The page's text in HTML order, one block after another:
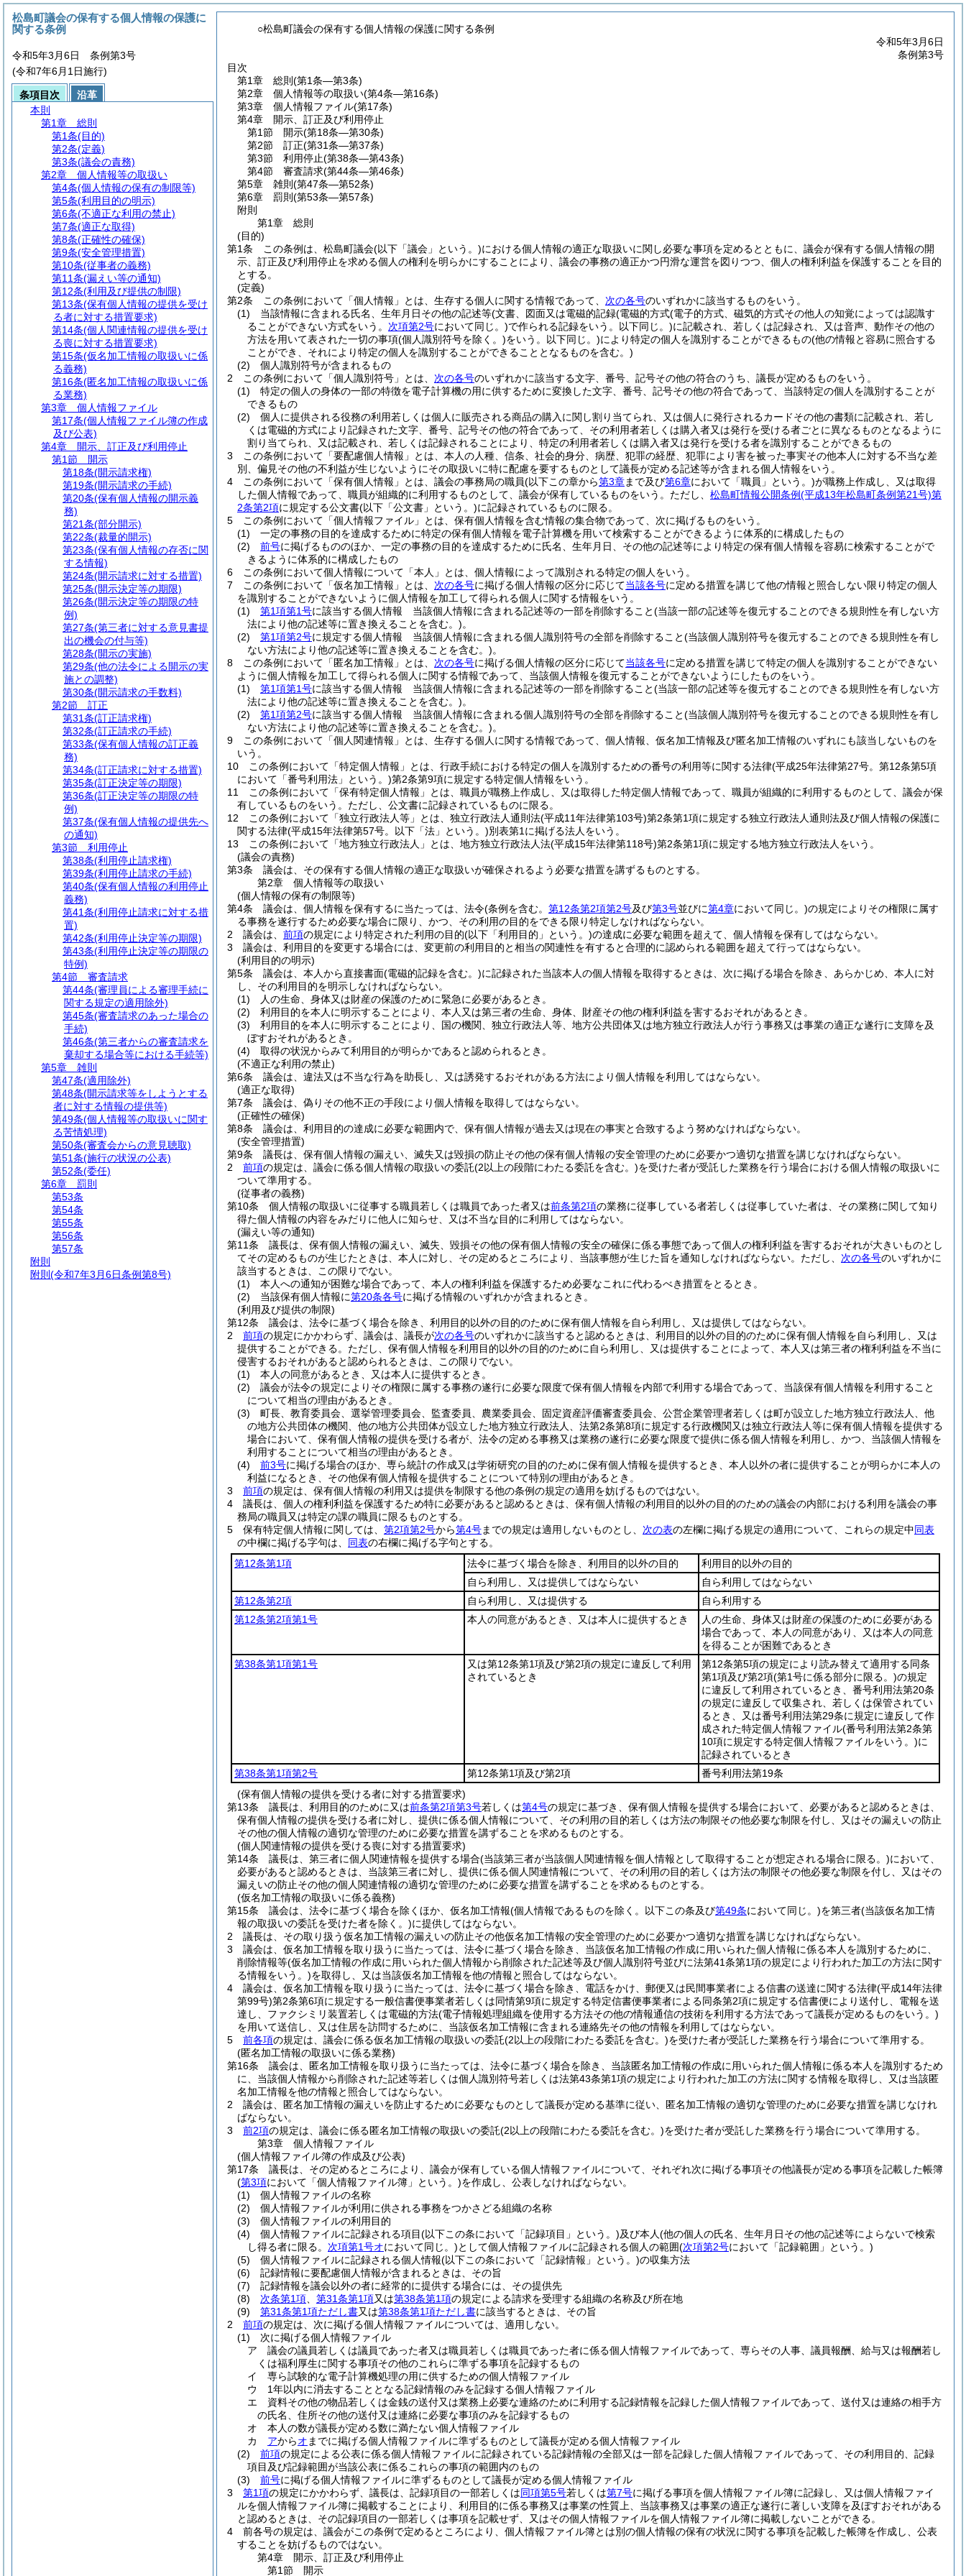
○松島町議会の保有する個人情報の保護に関する条例
令和5年3月6日
条例第3号
目次
第1章
総則 (第1条―第3条)
第2章
個人情報等の取扱い(第4条―第16条)
第3章
個人情報ファイル(第17条)
第4章
開示、訂正及び利用停止
第1節
開示(第18条―第30条)
第2節
訂正(第31条―第37条)
第3節
利用停止(第38条―第43条)
第4節
審査請求(第44条―第46条)
第5章
雑則 (第47条―第52条)
第6章
罰則 (第53条―第57条)
附則
第1章
総則
(目的)
第1条
この条例は、松島町議会(以下「議会」という。)における個人情報の適正な取扱いに関し必要な事項を定めるとともに、議会が保有する個人情報の開
示、訂正及び利用停止を求める個人の権利を明らかにすることにより、議会の事務の適正かつ円滑な運営を図りつつ、個人の権利利益を保護することを目的
とする。
(定義)
第2条
この条例において「個人情報」とは、生存する個人に関する情報であって、 次の各号のいずれかに該当するものをいう。
(1)
当該情報に含まれる氏名、生年月日その他の記述等(文書、図面又は電磁的記録(電磁的方式(電子的方式、磁気的方式その他人の知覚によっては認識す
ることができない方式をいう。 次項第2号において同じ。)で作られる記録をいう。以下同じ。)に記載され、若しくは記録され、又は音声、動作その他の
方法を用いて表された一切の事項(個人識別符号を除く。)をいう。以下同じ。)により特定の個人を識別することができるもの(他の情報と容易に照合する
ことができ、それにより特定の個人を識別することができることとなるものを含む。)
(2)
個人識別符号が含まれるもの
2
この条例において「個人識別符号」とは、 次の各号のいずれかに該当する文字、番号、記号その他の符合のうち、議長が定めるものをいう。
(1)
特定の個人の身体の一部の特徴を電子計算機の用に供するために変換した文字、番号、記号その他の符合であって、当該特定の個人を識別することが
できるもの
(2)
個人に提供される役務の利用若しくは個人に販売される商品の購入に関し割り当てられ、又は個人に発行されるカードその他の書類に記載され、若し
くは電磁的方式により記録された文字、番号、記号その他の符合であって、その利用者若しくは購入者又は発行を受ける者ごとに異なるものとなるように
割り当てられ、又は記載され、若しくは記録されることにより、特定の利用者若しくは購入者又は発行を受ける者を識別することができるもの
3
この条例において「要配慮個人情報」とは、本人の人種、信条、社会的身分、病歴、犯罪の経歴、犯罪により害を被った事実その他本人に対する不当な差
別、偏見その他の不利益が生じないようにその取扱いに特に配慮を要するものとして議長が定める記述等が含まれる個人情報をいう。
4
この条例において「保有個人情報」とは、議会の事務局の職員(以下この章から第3章まで及び第6章において「職員」という。)が職務上作成し、又は取得
した個人情報であって、職員が組織的に利用するものとして、議会が保有しているものをいう。 ただし、 松島町情報公開条例(平成13年松島町条例第21号)第
2条第2項に規定する公文書(以下「公文書」という。)に記録されているものに限る。
5
この条例において「個人情報ファイル」とは、保有個人情報を含む情報の集合物であって、次に掲げるものをいう。
(1)
一定の事務の目的を達成するために特定の保有個人情報を電子計算機を用いて検索することができるように体系的に構成したもの
(2)
前号に掲げるもののほか、一定の事務の目的を達成するために氏名、生年月日、その他の記述等により特定の保有個人情報を容易に検索することがで
きるように体系的に構成したもの
6
この条例において個人情報について「本人」とは、個人情報によって識別される特定の個人をいう。
7
この条例において「仮名加工情報」とは、 次の各号に掲げる個人情報の区分に応じて当該各号に定める措置を講じて他の情報と照合しない限り特定の個人
を識別することができないように個人情報を加工して得られる個人に関する情報をいう。
(1)
第1項第1号に該当する個人情報 当該個人情報に含まれる記述等の一部を削除すること(当該一部の記述等を復元することのできる規則性を有しない方
法により他の記述等に置き換えることを含む。)。
(2)
第1項第2号に規定する個人情報 当該個人情報に含まれる個人識別符号の全部を削除すること(当該個人識別符号を復元することのできる規則性を有し
ない方法により他の記述等に置き換えることを含む。)。
8
この条例において「匿名加工情報」とは、 次の各号に掲げる個人情報の区分に応じて当該各号に定める措置を講じて特定の個人を識別することができない
ように個人情報を加工して得られる個人に関する情報であって、当該個人情報を復元することができないようにしたものをいう。
(1)
第1項第1号に該当する個人情報 当該個人情報に含まれる記述等の一部を削除すること(当該一部の記述等を復元することのできる規則性を有しない方
法により他の記述等に置き換えることを含む。)。
(2)
第1項第2号に該当する個人情報 当該個人情報に含まれる個人識別符号の全部を削除すること(当該個人識別符号を復元することのできる規則性を有し
ない方法により他の記述等に置き換えることを含む。)。
9
この条例において「個人関連情報」とは、生存する個人に関する情報であって、個人情報、仮名加工情報及び匿名加工情報のいずれにも該当しないものを
いう。
10
この条例において「特定個人情報」とは、行政手続における特定の個人を識別するための番号の利用等に関する法律(平成25年法律第27号。第12条第5項
において「番号利用法」という。)第2条第9項に規定する特定個人情報をいう。
11
この条例において「保有特定個人情報」とは、職員が職務上作成し、又は取得した特定個人情報であって、職員が組織的に利用するものとして、議会が保
有しているものをいう。 ただし、公文書に記録されているものに限る。
12
この条例において「独立行政法人等」とは、独立行政法人通則法(平成11年法律第103号)第2条第1項に規定する独立行政法人通則法及び個人情報の保護に
関する法律(平成15年法律第57号。以下「法」という。)別表第1に掲げる法人をいう。
13
この条例において「地方独立行政法人」とは、地方独立行政法人法(平成15年法律第118号)第2条第1項に規定する地方独立行政法人をいう。
(議会の責務)
第3条
議会は、その保有する個人情報の適正な取扱いが確保されるよう必要な措置を講ずるものとする。
第2章
個人情報等の取扱い
(個人情報の保有の制限等)
第4条
議会は、個人情報を保有するに当たっては、法令(条例を含む。 第12条第2項第2号及び第3号並びに第4章において同じ。)の規定によりその権限に属す
る事務を遂行するため必要な場合に限り、かつ、その利用の目的をできる限り特定しなければならない。
2
議会は、 前項の規定により特定された利用の目的(以下「利用目的」という。)の達成に必要な範囲を超えて、個人情報を保有してはならない。
3
議会は、利用目的を変更する場合には、変更前の利用目的と相当の関連性を有すると合理的に認められる範囲を超えて行ってはならない。
(利用目的の明示)
第5条
議会は、本人から直接書面(電磁的記録を含む。)に記録された当該本人の個人情報を取得するときは、次に掲げる場合を除き、あらかじめ、本人に対
し、その利用目的を明示しなければならない。
(1)
人の生命、身体又は財産の保護のために緊急に必要があるとき。
(2)
利用目的を本人に明示することにより、本人又は第三者の生命、身体、財産その他の権利利益を害するおそれがあるとき。
(3)
利用目的を本人に明示することにより、国の機関、独立行政法人等、地方公共団体又は地方独立行政法人が行う事務又は事業の適正な遂行に支障を及
ぼすおそれがあるとき。
(4)
取得の状況からみて利用目的が明らかであると認められるとき。
(不適正な利用の禁止)
第6条
議会は、違法又は不当な行為を助長し、又は誘発するおそれがある方法により個人情報を利用してはならない。
(適正な取得)
第7条
議会は、偽りその他不正の手段により個人情報を取得してはならない。
(正確性の確保)
第8条
議会は、利用目的の達成に必要な範囲内で、保有個人情報が過去又は現在の事実と合致するよう努めなければならない。
(安全管理措置)
第9条
議長は、保有個人情報の漏えい、滅失又は毀損の防止その他の保有個人情報の安全管理のために必要かつ適切な措置を講じなければならない。
2
前項の規定は、議会に係る個人情報の取扱いの委託(2以上の段階にわたる委託を含む。)を受けた者が受託した業務を行う場合における個人情報の取扱いに
ついて準用する。
(従事者の義務)
第10条
個人情報の取扱いに従事する職員若しくは職員であった者又は前条第2項の業務に従事している者若しくは従事していた者は、その業務に関して知り
得た個人情報の内容をみだりに他人に知らせ、又は不当な目的に利用してはならない。
(漏えい等の通知)
第11条
議長は、保有個人情報の漏えい、滅失、毀損その他の保有個人情報の安全の確保に係る事態であって個人の権利利益を害するおそれが大きいものとし
てその定めるものが生じたときは、本人に対し、その定めるところにより、当該事態が生じた旨を通知しなければならない。 ただし、 次の各号のいずれかに
該当するときは、この限りでない。
(1)
本人への通知が困難な場合であって、本人の権利利益を保護するため必要なこれに代わるべき措置をとるとき。
(2)
当該保有個人情報に第20条各号に掲げる情報のいずれかが含まれるとき。
(利用及び提供の制限)
第12条
議会は、法令に基づく場合を除き、利用目的以外の目的のために保有個人情報を自ら利用し、又は提供してはならない。
2
前項の規定にかかわらず、議会は、議長が次の各号のいずれかに該当すると認めるときは、利用目的以外の目的のために保有個人情報を自ら利用し、又は
提供することができる。 ただし、保有個人情報を利用目的以外の目的のために自ら利用し、又は提供することによって、本人又は第三者の権利利益を不当に
侵害するおそれがあると認められるときは、この限りでない。
(1)
本人の同意があるとき、又は本人に提供するとき。
(2)
議会が法令の規定によりその権限に属する事務の遂行に必要な限度で保有個人情報を内部で利用する場合であって、当該保有個人情報を利用すること
について相当の理由があるとき。
(3)
町長、教育委員会、選挙管理委員会、監査委員、農業委員会、固定資産評価審査委員会、公営企業管理者若しくは町が設立した地方独立行政法人、他
の地方公共団体の機関、他の地方公共団体が設立した地方独立行政法人、法第2条第8項に規定する行政機関又は独立行政法人等に保有個人情報を提供する
場合において、保有個人情報の提供を受ける者が、法令の定める事務又は業務の遂行に必要な限度で提供に係る個人情報を利用し、かつ、当該個人情報を
利用することについて相当の理由があるとき。
(4)
前3号に掲げる場合のほか、専ら統計の作成又は学術研究の目的のために保有個人情報を提供するとき、本人以外の者に提供することが明らかに本人の
利益になるとき、その他保有個人情報を提供することについて特別の理由があるとき。
3
前項の規定は、保有個人情報の利用又は提供を制限する他の条例の規定の適用を妨げるものではない。
4
議長は、個人の権利利益を保護するため特に必要があると認めるときは、保有個人情報の利用目的以外の目的のための議会の内部における利用を議会の事
務局の職員又は特定の課の職員に限るものとする。
5
保有特定個人情報に関しては、 第2項第2号から第4号までの規定は適用しないものとし、 次の表の左欄に掲げる規定の適用について、これらの規定中同表
の中欄に掲げる字句は、 同表の右欄に掲げる字句とする。
第12条第1項
法令に基づく場合を除き、利用目的以外の目的
利用目的以外の目的
自ら利用し、又は提供してはならない
自ら利用してはならない
第12条第2項
自ら利用し、又は提供する
自ら利用する
第12条第2項第1号
本人の同意があるとき、又は本人に提供するとき
人の生命、身体又は財産の保護のために必要がある
場合であって、本人の同意があり、又は本人の同意
を得ることが困難であるとき
第38条第1項第1号
又は第12条第1項及び第2項の規定に違反して利用
されているとき
第12条第5項の規定により読み替えて適用する同条
第1項及び第2項(第1号に係る部分に限る。)の規定
に違反して利用されているとき、番号利用法第20条
の規定に違反して収集され、若しくは保管されてい
るとき、又は番号利用法第29条に規定に違反して作
成された特定個人情報ファイル(番号利用法第2条第
10項に規定する特定個人情報ファイルをいう。)に
記録されているとき
第38条第1項第2号
第12条第1項及び第2項
番号利用法第19条
(保有個人情報の提供を受ける者に対する措置要求)
第13条
議長は、利用目的のために又は前条第2項第3号若しくは第4号の規定に基づき、保有個人情報を提供する場合において、必要があると認めるときは、
保有個人情報の提供を受ける者に対し、提供に係る個人情報について、その利用の目的若しくは方法の制限その他必要な制限を付し、又はその漏えいの防止
その他の個人情報の適切な管理のために必要な措置を講ずることを求めるものとする。
(個人関連情報の提供を受ける喪に対する措置要求)
第14条
議長は、第三者に個人関連情報を提供する場合(当該第三者が当該個人関連情報を個人情報として取得することが想定される場合に限る。)において、
必要があると認めるときは、当該第三者に対し、提供に係る個人関連情報について、その利用の目的若しくは方法の制限その他必要な制限を付し、又はその
漏えいの防止その他の個人関連情報の適切な管理のために必要な措置を講ずることを求めるものとする。
(仮名加工情報の取扱いに係る義務)
第15条
議会は、法令に基づく場合を除くほか、仮名加工情報(個人情報であるものを除く。以下この条及び第49条において同じ。)を第三者(当該仮名加工情
報の取扱いの委託を受けた者を除く。)に提供してはならない。
2
議長は、その取り扱う仮名加工情報の漏えいの防止その他仮名加工情報の安全管理のために必要かつ適切な措置を講じなければならない。
3
議会は、仮名加工情報を取り扱うに当たっては、法令に基づく場合を除き、当該仮名加工情報の作成に用いられた個人情報に係る本人を識別するために、
削除情報等(仮名加工情報の作成に用いられた個人情報から削除された記述等及び個人識別符号並びに法第41条第1項の規定により行われた加工の方法に関す
る情報をいう。)を取得し、又は当該仮名加工情報を他の情報と照合してはならない。
4
議会は、仮名加工情報を取り扱うに当たっては、法令に基づく場合を除き、電話をかけ、郵便又は民間事業者による信書の送達に関する法律(平成14年法律
第99号)第2条第6項に規定する一般信書便事業者若しくは同情第9項に規定する特定信書便事業者による同条第2項に規定する信書便により送付し、電報を送
達し、ファクシミリ装置若しくは電磁的方法(電子情報処理組織を使用する方法その他の情報通信の技術を利用する方法であって議長が定めるものをいう。)
を用いて送信し、又は住居を訪問するために、当該仮名加工情報に含まれる連絡先その他の情報を利用してはならない。
5
前各項の規定は、議会に係る仮名加工情報の取扱いの委託(2以上の段階にわたる委託を含む。)を受けた者が受託した業務を行う場合について準用する。
(匿名加工情報の取扱いに係る業務)
第16条
議会は、匿名加工情報を取り扱うに当たっては、法令に基づく場合を除き、当該匿名加工情報の作成に用いられた個人情報に係る本人を識別するため
に、当該個人情報から削除された記述等若しくは個人識別符号若しくは法第43条第1項の規定により行われた加工の方法に関する情報を取得し、又は当該匿
名加工情報を他の情報と照合してはならない。
2
議会は、匿名加工情報の漏えいを防止するために必要なものとして議長が定める基準に従い、匿名加工情報の適切な管理のために必要な措置を講じなけれ
ばならない。
3
前2項の規定は、議会に係る匿名加工情報の取扱いの委託(2以上の段階にわたる委託を含む。)を受けた者が受託した業務を行う場合について準用する。
第3章
個人情報ファイル
(個人情報ファイル簿の作成及び公表)
第17条
議長は、その定めるところにより、議会が保有している個人情報ファイルについて、それぞれ次に掲げる事項その他議長が定める事項を記載した帳簿
(第3項において「個人情報ファイル簿」という。)を作成し、公表しなければならない。
(1)
個人情報ファイルの名称
(2)
個人情報ファイルが利用に供される事務をつかさどる組織の名称
(3)
個人情報ファイルの利用目的
(4)
個人情報ファイルに記録される項目(以下この条において「記録項目」という。)及び本人(他の個人の氏名、生年月日その他の記述等によらないで検索
し得る者に限る。 次項第1号オにおいて同じ。)として個人情報ファイルに記録される個人の範囲(次項第2号において「記録範囲」という。)
(5)
個人情報ファイルに記録される個人情報(以下この条において「記録情報」という。)の収集方法
(6)
記録情報に要配慮個人情報が含まれるときは、その旨
(7)
記録情報を議会以外の者に経常的に提供する場合には、その提供先
(8)
次条第1項 第31条第1項又は第38条第1項の規定による請求を受理する組織の名称及び所在地
(9)
第31条第1項ただし書又は第38条第1項ただし書に該当するときは、その旨
2
前項の規定は、次に掲げる個人情報ファイルについては、適用しない。
(1)
次に掲げる個人情報ファイル
ア
議会の議員若しくは議員であった者又は職員若しくは職員であった者に係る個人情報ファイルであって、専らその人事、議員報酬、給与又は報酬若し
くは福利厚生に関する事項その他のこれらに準ずる事項を記録するもの
イ
専ら試験的な電子計算機処理の用に供するための個人情報ファイル
ウ
1年以内に消去することとなる記録情報のみを記録する個人情報ファイル
エ
資料その他の物品若しくは金銭の送付又は業務上必要な連絡のために利用する記録情報を記録した個人情報ファイルであって、送付又は連絡の相手方
の氏名、住所その他の送付又は連絡に必要な事項のみを記録するもの
オ
本人の数が議長が定める数に満たない個人情報ファイル
カ
アからオ までに掲げる個人情報ファイルに準ずるものとして議長が定める個人情報ファイル
(2)
前項の規定による公表に係る個人情報ファイルに記録されている記録情報の全部又は一部を記録した個人情報ファイルであって、その利用目的、記録
項目及び記録範囲が当該公表に係るこれらの事項の範囲内のもの
(3)
前号に掲げる個人情報ファイルに準ずるものとして議長が定める個人情報ファイル
3
第1項の規定にかかわらず、議長は、記録項目の一部若しくは同項第5号若しくは第7号に掲げる事項を個人情報ファイル簿に記録し、又は個人情報ファイ
ルを個人情報ファイル簿に掲載することにより、利用目的に係る事務又は事業の性質上、当該事務又は事業の適正な遂行に著しい支障を及ぼすおそれがある
と認めるときは、その記録項目の一部若しくは事項を記載せず、又はその個人情報ファイルを個人情報ファイル簿に掲載しないことができる。
4
前各号の規定は、議会がこの条例で定めるところにより、個人情報ファイル簿とは別の個人情報の保有の状況に関する事項を記載した帳簿を作成し、公表
することを妨げるものではない。
第4章
開示、訂正及び利用停止
第1節
開示
松島町議会の保有する個人情報の保護に
関する条例
令和5年3月6日 条例第3号
(令和7年6月1日施行)
条項目次
沿革
本則
第1章
総則
第1条(目的)
第2条(定義)
第3条(議会の責務)
第2章
個人情報等の取扱い
第4条(個人情報の保有の制限等)
第5条(利用目的の明示)
第6条(不適正な利用の禁止)
第7条(適正な取得)
第8条(正確性の確保)
第9条(安全管理措置)
第10条(従事者の義務)
第11条(漏えい等の通知)
第12条(利用及び提供の制限)
第13条(保有個人情報の提供を受け
る者に対する措置要求)
第14条(個人関連情報の提供を受け
る喪に対する措置要求)
第15条(仮名加工情報の取扱いに係
る義務)
第16条(匿名加工情報の取扱いに係
る業務)
第3章
個人情報ファイル
第17条(個人情報ファイル簿の作成
及び公表)
第4章
開示、訂正及び利用停止
第1節
開示
第18条(開示請求権)
第19条(開示請求の手続)
第20条(保有個人情報の開示義
務)
第21条(部分開示)
第22条(裁量的開示)
第23条(保有個人情報の存否に関
する情報)
第24条(開示請求に対する措置)
第25条(開示決定等の期限)
第26条(開示決定等の期限の特
例)
第27条(第三者に対する意見書提
出の機会の付与等)
第28条(開示の実施)
第29条(他の法令による開示の実
施との調整)
第30条(開示請求の手数料)
第2節
訂正
第31条(訂正請求権)
第32条(訂正請求の手続)
第33条(保有個人情報の訂正義
務)
第34条(訂正請求に対する措置)
第35条(訂正決定等の期限)
第36条(訂正決定等の期限の特
例)
第37条(保有個人情報の提供先へ
の通知)
第3節
利用停止
第38条(利用停止請求権)
第39条(利用停止請求の手続)
第40条(保有個人情報の利用停止
義務)
第41条(利用停止請求に対する措
置)
第42条(利用停止決定等の期限)
第43条(利用停止決定等の期限の
特例)
第4節
審査請求
第44条(審理員による審理手続に
関する規定の適用除外)
第45条(審査請求のあった場合の
手続)
第46条(第三者からの審査請求を
棄却する場合等における手続等)
第5章
雑則
第47条(適用除外)
第48条(開示請求等をしようとする
者に対する情報の提供等)
第49条(個人情報等の取扱いに関す
る苦情処理)
第50条(審査会からの意見聴取)
第51条(施行の状況の公表)
第52条(委任)
第6章
罰則
第53条
第54条
第55条
第56条
第57条
附則
附則 (令和7年3月6日条例第8号)